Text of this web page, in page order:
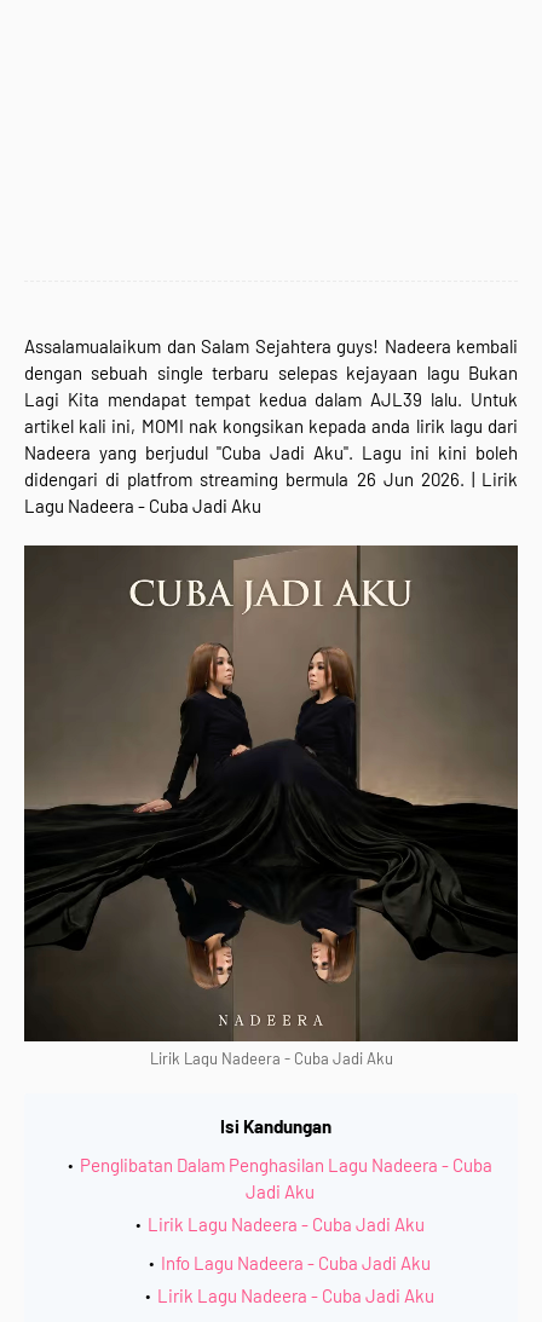
Assalamualaikum dan Salam Sejahtera guys! Nadeera kembali
dengan sebuah single terbaru selepas kejayaan lagu Bukan
Lagi Kita mendapat tempat kedua dalam AJL39 lalu. Untuk
artikel kali ini, MOMI nak kongsikan kepada anda lirik lagu dari
Nadeera yang berjudul "Cuba Jadi Aku". Lagu ini kini boleh
didengari di platfrom streaming bermula 26 Jun 2026. | Lirik
Lagu Nadeera - Cuba Jadi Aku
Lirik Lagu Nadeera - Cuba Jadi Aku
Isi Kandungan
Penglibatan Dalam Penghasilan Lagu Nadeera - Cuba
Jadi Aku
Lirik Lagu Nadeera - Cuba Jadi Aku
Info Lagu Nadeera - Cuba Jadi Aku
Lirik Lagu Nadeera - Cuba Jadi Aku